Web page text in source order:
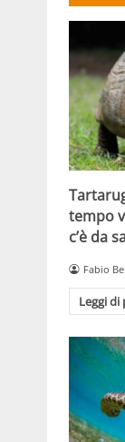
tempo
c’è da
Fabio
Leggi di